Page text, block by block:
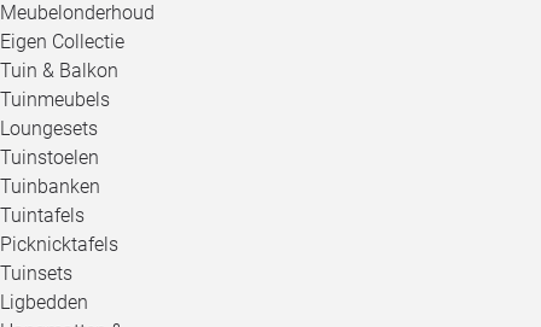
Meubelonderhoud
Eigen Collectie
Tuin & Balkon
Tuinmeubels
Loungesets
Tuinstoelen
Tuinbanken
Tuintafels
Picknicktafels
Tuinsets
Ligbedden